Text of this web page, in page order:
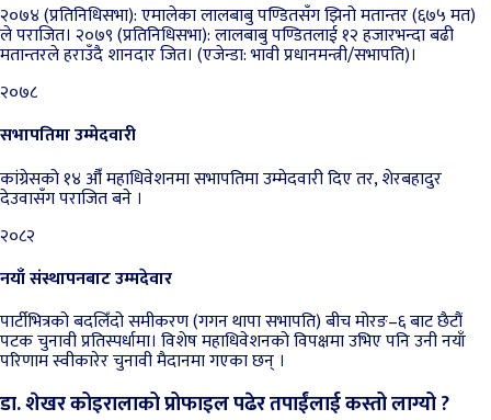
२०७४ (प्रतिनिधिसभा): एमालेका लालबाबु पण्डितसँग झिनो मतान्तर (६७५ मत)
ले पराजित। २०७९ (प्रतिनिधिसभा): लालबाबु पण्डितलाई १२ हजारभन्दा बढी
मतान्तरले हराउँदै शानदार जित। (एजेन्डा: भावी प्रधानमन्त्री/सभापति)।
२०७८
सभापतिमा उम्मेदवारी
कांग्रेसको १४ औँ महाधिवेशनमा सभापतिमा उम्मेदवारी दिए तर, शेरबहादुर
देउवासँग पराजित बने ।
२०८२
नयाँ संस्थापनबाट उम्मदेवार
पार्टीभित्रको बदलिँदो समीकरण (गगन थापा सभापति) बीच मोरङ–६ बाट छैटौं
पटक चुनावी प्रतिस्पर्धामा। विशेष महाधिवेशनको विपक्षमा उभिए पनि उनी नयाँ
परिणाम स्वीकारेर चुनावी मैदानमा गएका छन् ।
डा. शेखर कोइरालाको प्रोफाइल पढेर तपाईंलाई कस्तो लाग्यो ?